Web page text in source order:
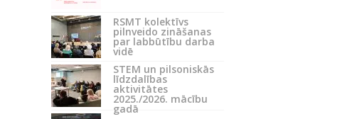
RSMT kolektīvs
pilnveido zināšanas
par labbūtību darba
vidē
STEM un pilsoniskās
līdzdalības
aktivitātes
2025./2026. mācību
gadā